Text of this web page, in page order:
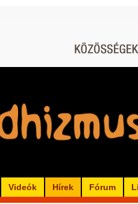
Videók Hírek Fórum